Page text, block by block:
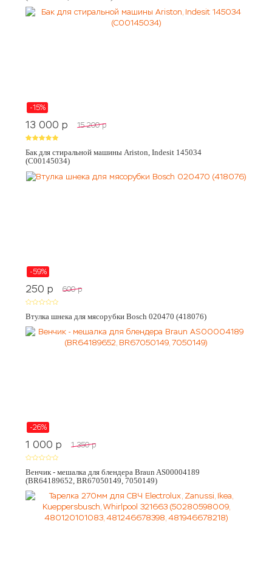
-15%
13 000 p 15 200 p
Бак для стиральной машины Ariston, Indesit 145034
(C00145034)
-59%
250 p 600 p
Втулка шнека для мясорубки Bosch 020470 (418076)
-26%
1 000 p 1 350 p
Венчик - мешалка для блендера Braun AS00004189
(BR64189652, BR67050149, 7050149)